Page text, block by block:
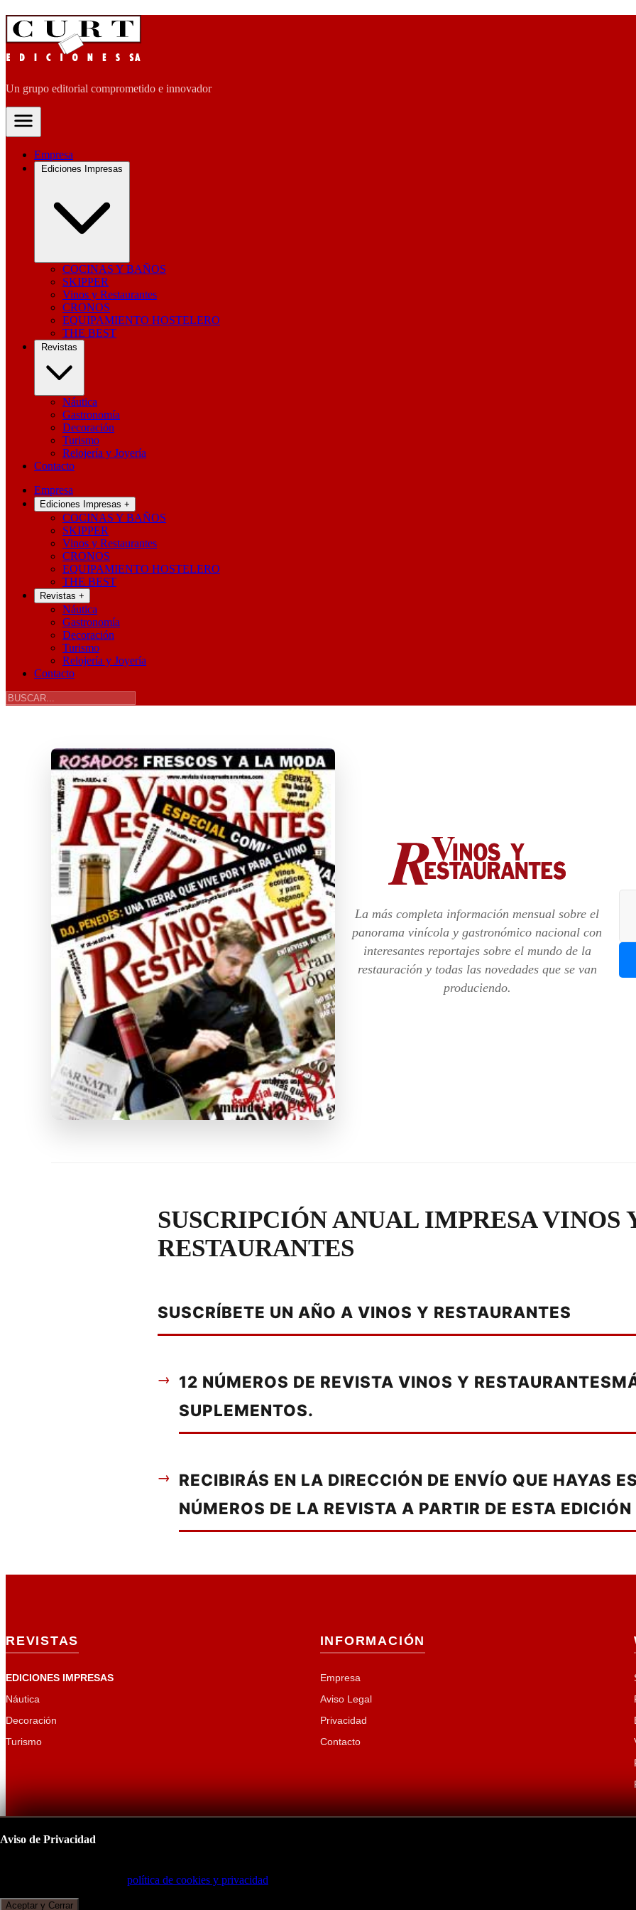
Un grupo editorial comprometido e innovador
Empresa
Ediciones Impresas
COCINAS Y BAÑOS
SKIPPER
Vinos y Restaurantes
CRONOS
EQUIPAMIENTO HOSTELERO
THE BEST
Revistas
Náutica
Gastronomía
Decoración
Turismo
Relojería y Joyería
Contacto
Empresa
Ediciones Impresas +
COCINAS Y BAÑOS
SKIPPER
Vinos y Restaurantes
CRONOS
EQUIPAMIENTO HOSTELERO
THE BEST
Revistas +
Náutica
Gastronomía
Decoración
Turismo
Relojería y Joyería
Contacto
La más completa información mensual sobre el
panorama vinícola y gastronómico nacional con
interesantes reportajes sobre el mundo de la
restauración y todas las novedades que se van
produciendo.
SUSCRIPCIÓN ANUAL IMPRESA VINOS
RESTAURANTES
SUSCRÍBETE UN AÑO A VINOS Y RESTAURANTES
12 NÚMEROS DE REVISTA VINOS Y
SUPLEMENTOS.
RECIBIRÁS EN LA DIRECCIÓN DE ENVÍO QUE HAYAS
NÚMEROS DE LA REVISTA A PARTIR DE ESTA EDICIÓN
REVISTAS
EDICIONES IMPRESAS
Náutica
Decoración
Turismo
INFORMACIÓN
Empresa
Aviso Legal
Privacidad
Contacto
Copyright 2026
Aviso de Privacidad
política de cookies y privacidad
Aceptar y Cerrar